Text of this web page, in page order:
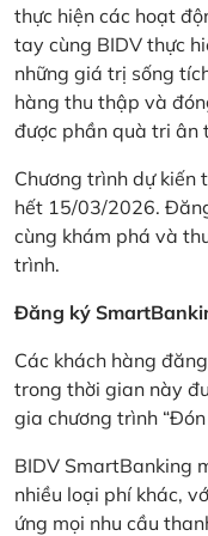
thực hiện các hoạt
tay cùng BIDV thực
những giá trị sống
hàng thu thập và
được phần quà tri ân
Chương trình dự
hết 15/03/2026.
cùng khám phá và
trình.
Đăng ký
Các khách hàng
trong thời gian này
gia chương trình
BIDV SmartBanking
nhiều loại phí khác,
ứng mọi nhu cầu